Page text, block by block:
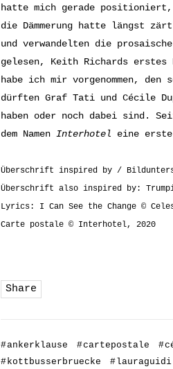
hatte mich gerade positioniert,
die Dämmerung hatte längst
und verwandelten die
gelesen, Keith Richards erstes
habe ich mir vorgenommen,
dürften Graf Tati und Cécile
haben oder noch dabei sind.
dem Namen Interhotel eine
Überschrift inspired by /
Überschrift also inspired by:
Lyrics: I Can See the Change ©
Carte postale © Interhotel, 2020
Share
#ankerklause #cartepostale #
#kottbusserbruecke #lauraguidi